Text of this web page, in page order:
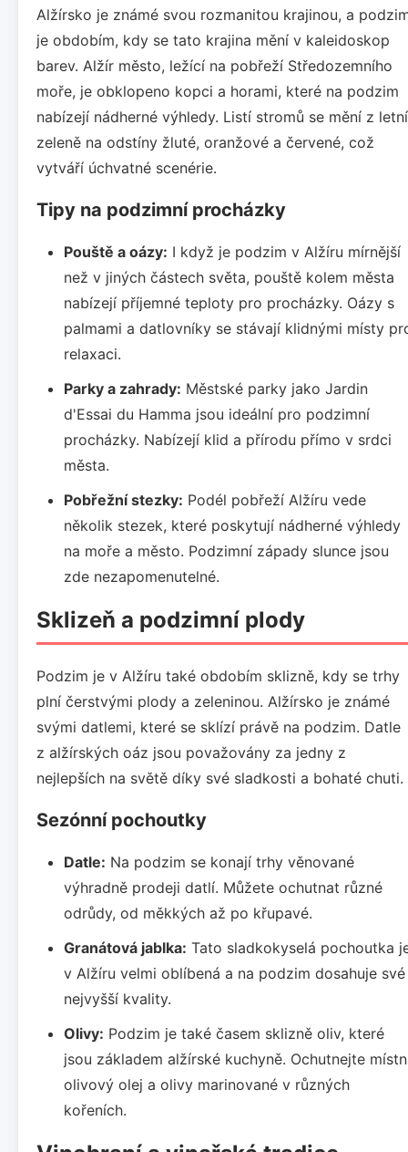
Alžírsko je známé svou rozmanitou krajinou, a
je obdobím, kdy se tato krajina mění v kaleidoskop
barev. Alžír město, ležící na pobřeží Středozemního
moře, je obklopeno kopci a horami, které na podzim
nabízejí nádherné výhledy. Listí stromů se mění z letní
zeleně na odstíny žluté, oranžové a červené, což
vytváří úchvatné scenérie.
Tipy na podzimní procházky
Pouště a oázy: I když je podzim v Alžíru mírnější
než v jiných částech světa, pouště kolem města
nabízejí příjemné teploty pro procházky. Oázy s
palmami a datlovníky se stávají klidnými místy
relaxaci.
Parky a zahrady: Městské parky jako Jardin
d'Essai du Hamma jsou ideální pro podzimní
procházky. Nabízejí klid a přírodu přímo v srdci
města.
Pobřežní stezky: Podél pobřeží Alžíru vede
několik stezek, které poskytují nádherné výhledy
na moře a město. Podzimní západy slunce jsou
zde nezapomenutelné.
Sklizeň a podzimní plody
Podzim je v Alžíru také obdobím sklizně, kdy se trhy
plní čerstvými plody a zeleninou. Alžírsko je známé
svými datlemi, které se sklízí právě na podzim. Datle
z alžírských oáz jsou považovány za jedny z
nejlepších na světě díky své sladkosti a bohaté chuti.
Sezónní pochoutky
Datle: Na podzim se konají trhy věnované
výhradně prodeji datlí. Můžete ochutnat různé
odrůdy, od měkkých až po křupavé.
Granátová jablka: Tato sladkokyselá pochoutka
v Alžíru velmi oblíbená a na podzim dosahuje své
nejvyšší kvality.
Olivy: Podzim je také časem sklizně oliv, které
jsou základem alžírské kuchyně. Ochutnejte
olivový olej a olivy marinované v různých
kořeních.